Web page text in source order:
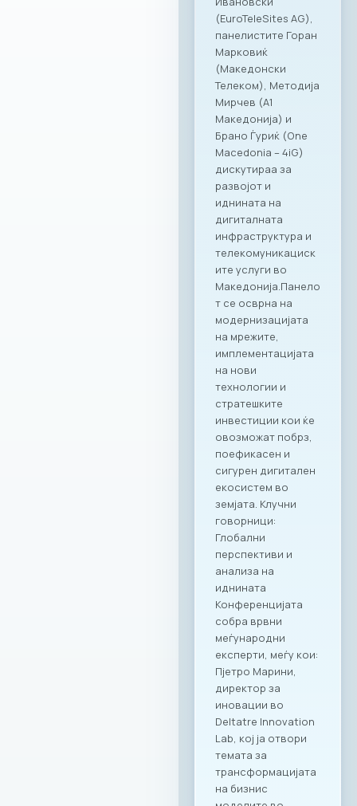
– PARK by Ragusa,
RAGUSA 360, Ragusa
919 и Kinder PARK.
Нашата цел е да
понудиме врвно
искуство и
поддршка како за
компаниите, така и
за сите нивни
вработени,
поставувајќи нови
стандарди во
корпоративното
дружење.“ – изјави
Ирена Голомеиќ,
Директор на
продажба, RAGUSA
Group Сеопфатно
партнерство со
целото портфолио
на Ragusa Group
Она што ја прави
оваа соработка
посебна е
нејзиниот широк
опсег.
Стратешкото
партнерство и
придобивките од
специјално
креираната
програма важат за
сите капацитети во
рамките на Ragusa
Group,
овозможувајќи им
на членките избор
на соодветен
амбиент за секоја
пригода: PARK by
RAGUSA GROUP – за
престижни настани
во срцето на
Градскиот парк;
RAGUSA 360 – за
ексклузивни
корпоративни
прослави со